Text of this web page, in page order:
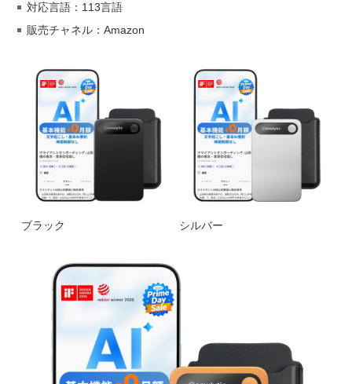
対応言語：113言語
販売チャネル：Amazon
ブラック シルバー